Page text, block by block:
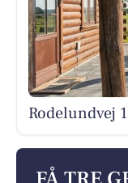
Rodelundvej